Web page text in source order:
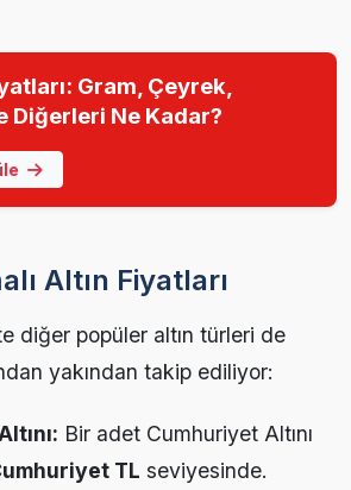
Gram, Çeyrek,
Diğerleri Ne Kadar?
Altın Fiyatları
diğer popüler altın türleri de
yakından takip ediliyor:
Bir adet Cumhuriyet Altını
TL seviyesinde.